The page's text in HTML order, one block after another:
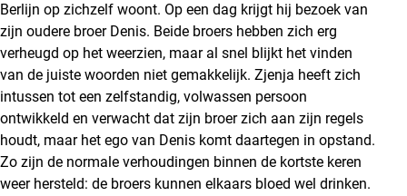
Berlijn op zichzelf woont. Op een dag krijgt hij bezoek van
zijn oudere broer Denis. Beide broers hebben zich erg
verheugd op het weerzien, maar al snel blijkt het vinden
van de juiste woorden niet gemakkelijk. Zjenja heeft zich
intussen tot een zelfstandig, volwassen persoon
ontwikkeld en verwacht dat zijn broer zich aan zijn regels
houdt, maar het ego van Denis komt daartegen in opstand.
Zo zijn de normale verhoudingen binnen de kortste keren
weer hersteld: de broers kunnen elkaars bloed wel drinken.